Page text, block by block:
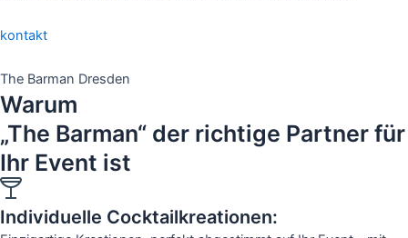
kontakt
The Barman Dresden
Warum
„The Barman“ der richtige Partner für
Ihr Event ist
Individuelle Cocktailkreationen: